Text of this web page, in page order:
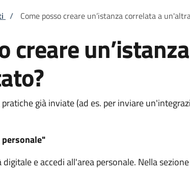
/ Come posso creare un’istanza correlata a
creare
già inviate (ad es. per inviare
personale"
e accedi all'area personale. Nella sezione